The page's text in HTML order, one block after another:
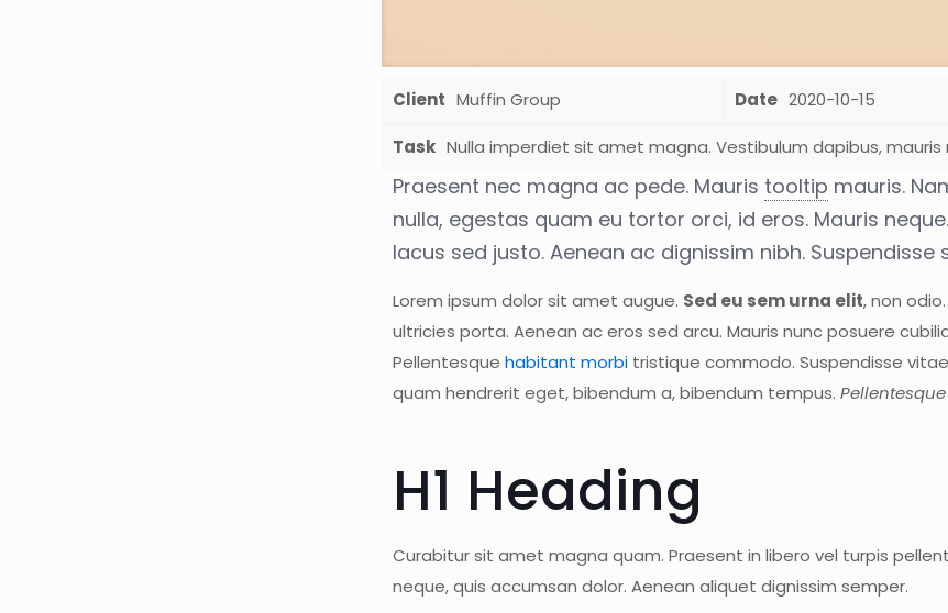
Client Muffin Group Date 2020-10-15
Task Nulla imperdiet sit amet magna. Vestibulum dapibus,
Praesent nec magna ac pede. Mauris tooltip mauris.
nulla, egestas quam eu tortor orci, id eros. Mauris
lacus sed justo. Aenean ac dignissim nibh. Suspendisse
Lorem ipsum dolor sit amet augue. Sed eu sem urna elit, non
ultricies porta. Aenean ac eros sed arcu. Mauris nunc posuere
Pellentesque habitant morbitristique commodo. Suspendisse
quam hendrerit eget, bibendum a, bibendum tempus.
H1 Heading
Curabitur sit amet magna quam. Praesent in libero vel turpis
neque, quis accumsan dolor. Aenean aliquet dignissim semper.